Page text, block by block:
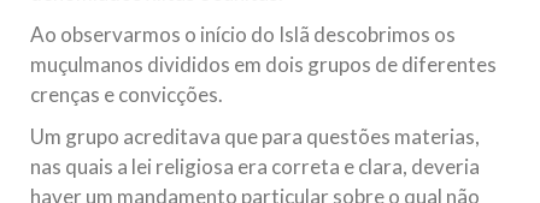
Ao observarmos o início do Islã descobrimos os
muçulmanos divididos em dois grupos de diferentes
crenças e convicções.
Um grupo acreditava que para questões materias,
nas quais a lei religiosa era correta e clara, deveria
haver um mandamento particular sobre o qual não